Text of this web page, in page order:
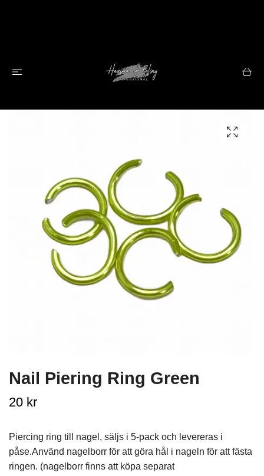
Nail Piering Ring Green
20 kr
Piercing ring till nagel, säljs i 5-pack och levereras i
påse.Använd nagelborr för att göra hål i nageln för att fästa
ringen. (nagelborr finns att köpa separat